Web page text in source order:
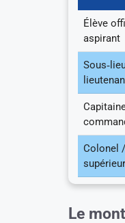
Élève
aspirant
Colonel
supérieur
Le